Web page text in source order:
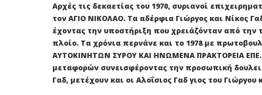
Αρχές τις δεκαετίας του 1970, συριανοί
τον ΑΓΙΟ ΝΙΚΟΛΑΟ. Τα αδέρφια Γιώργος και Νίκος
έχοντας την υποστήριξη που χρειάζόνταν από
πλοίο. Τα χρόνια περνάνε και το 1978 με
ΑΥΤΟΚΙΝΗΤΩΝ ΣΥΡΟΥ ΚΑΙ ΗΝΩΜΕΝΑ ΠΡΑΚΤΟΡΕΙΑ ΕΠΕ.
μεταφορών συνεισφέροντας την προσωπική
Γαδ, μετέχουν και οι Αλοΐσιος Γαδ γιος του